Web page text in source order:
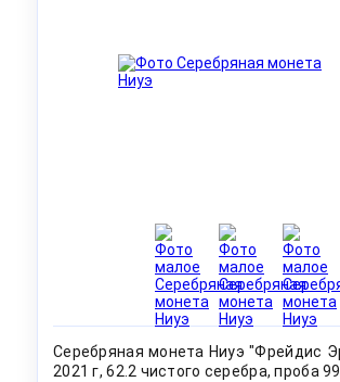
Серебряная монета Ниуэ "Фрейдис
2021 г, 62.2 чистого серебра, проба